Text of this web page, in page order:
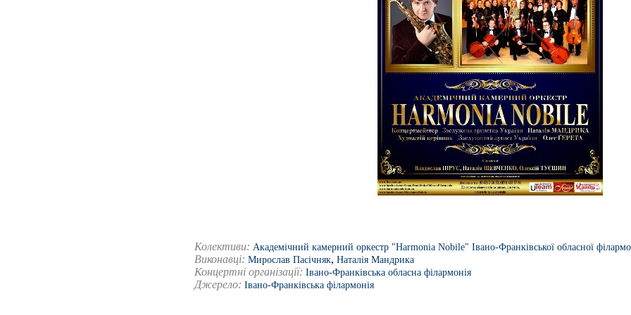
Колективи: Академічний камерний оркестр "Harmonia Nobile" Івано-Франківської обласної
Виконавці: Мирослав Пасічняк, Наталія Мандрика
Концертні організації: Івано-Франківська обласна філармонія
Джерело: Івано-Франківська філармонія